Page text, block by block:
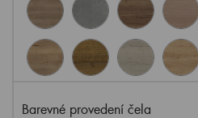
Barevné provedení čela